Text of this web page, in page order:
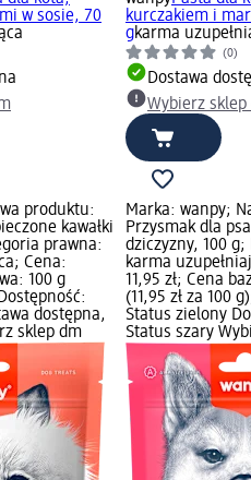
w sosie, 70
kurczakiem i
gkarma
(0)
Dostawa
Wybierz sklep
produktu:
kawałki
prawna:
Cena:
100 g
dostępna,
sklep dm
Marka: wanpy;
Przysmak dla
dziczyzny, 100
karma
11,95 zł; Cena
(11,95 zł za 100
Status zielony
Status szary